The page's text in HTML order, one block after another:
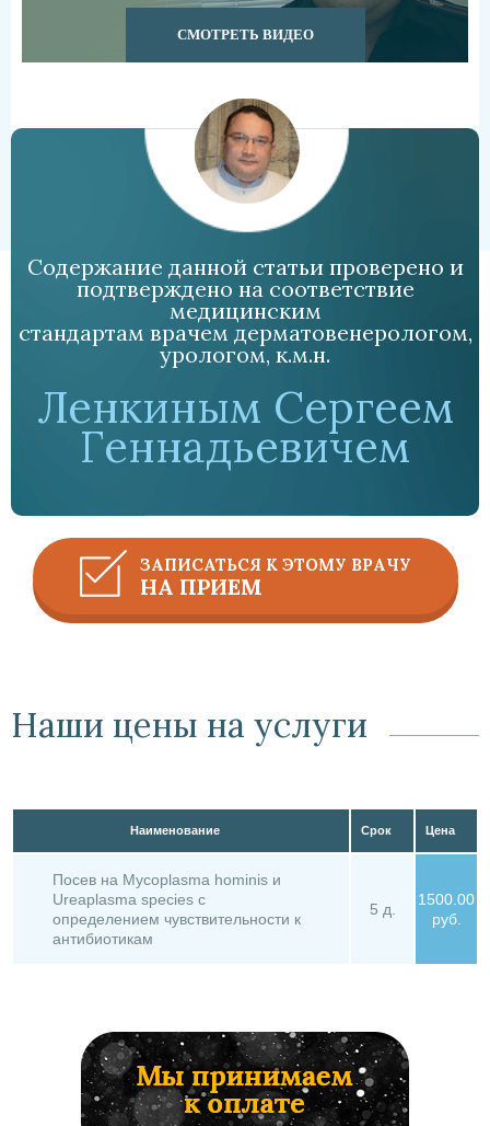
СМОТРЕТЬ ВИДЕО
Содержание данной статьи проверено и
подтверждено на соответствие
медицинским
стандартам врачем дерматовенерологом,
урологом, к.м.н.
Ленкиным Сергеем
Геннадьевичем
ЗАПИСАТЬСЯ К ЭТОМУ ВРАЧУ
НА ПРИЕМ
Наши цены на услуги
Наименование Срок Цена
Посев на Mycoplasma hominis и
Ureaplasma species с
определением чувствительности к
антибиотикам
5 д.
1500.00
руб.